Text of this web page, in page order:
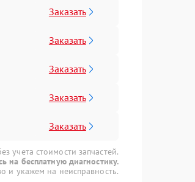
Заказать
Заказать
Заказать
Заказать
Заказать
учета стоимости запчастей.
на бесплатную диагностику.
и укажем на неисправность.